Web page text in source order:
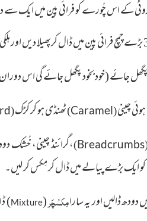
(خود بخود پگھل جائے گی اس دوران
(
Caramel
)ٹھنڈی ہو کر کڑک(
Breadcrumbs
)،گرائنڈ چینی، خُشک
کو ایک بڑے پیالے میں ڈال کر مِکس کر لیں۔
مِکسْچَر(
Mixture
)